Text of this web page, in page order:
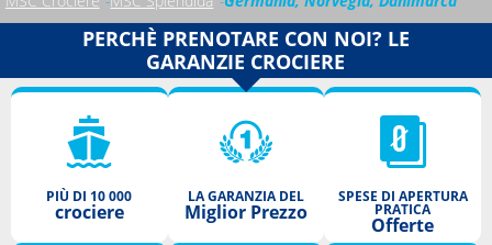
PERCHÈ PRENOTARE CON NOI? LE
GARANZIE CROCIERE
PIÙ DI 10 000
crociere
LA GARANZIA DEL
Miglior Prezzo
SPESE DI APERTURA
PRATICA
Offerte